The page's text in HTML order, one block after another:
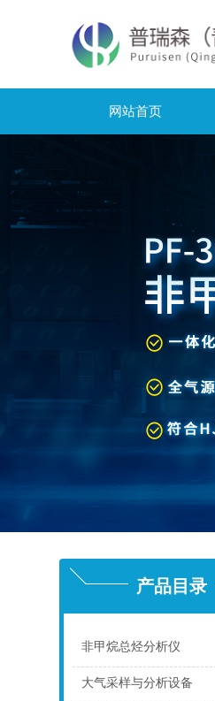
网站首页
产品目录
非甲烷总烃分析仪
大气采样与分析设备